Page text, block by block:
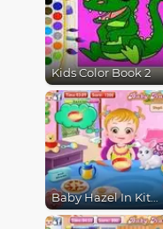
Kids Color Book 2
Baby Hazel In Kitchen